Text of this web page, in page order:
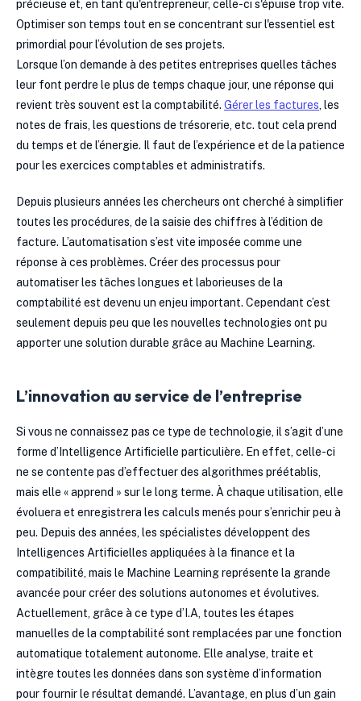
précieuse et, en tant qu'entrepreneur, celle-ci s'épuise trop vite.
Optimiser son temps tout en se concentrant sur l'essentiel est
primordial pour l’évolution de ses projets.
Lorsque l’on demande à des petites entreprises quelles tâches
leur font perdre le plus de temps chaque jour, une réponse qui
revient très souvent est la comptabilité. Gérer les factures, les
notes de frais, les questions de trésorerie, etc. tout cela prend
du temps et de l’énergie. Il faut de l’expérience et de la patience
pour les exercices comptables et administratifs.
Depuis plusieurs années les chercheurs ont cherché à simplifier
toutes les procédures, de la saisie des chiffres à l’édition de
facture. L’automatisation s’est vite imposée comme une
réponse à ces problèmes. Créer des processus pour
automatiser les tâches longues et laborieuses de la
comptabilité est devenu un enjeu important. Cependant c’est
seulement depuis peu que les nouvelles technologies ont pu
apporter une solution durable grâce au Machine Learning.
L’innovation au service de l’entreprise
Si vous ne connaissez pas ce type de technologie, il s’agit d’une
forme d’Intelligence Artificielle particulière. En effet, celle-ci
ne se contente pas d’effectuer des algorithmes préétablis,
mais elle « apprend » sur le long terme. À chaque utilisation, elle
évoluera et enregistrera les calculs menés pour s’enrichir peu à
peu. Depuis des années, les spécialistes développent des
Intelligences Artificielles appliquées à la finance et la
compatibilité, mais le Machine Learning représente la grande
avancée pour créer des solutions autonomes et évolutives.
Actuellement, grâce à ce type d’I.A, toutes les étapes
manuelles de la comptabilité sont remplacées par une fonction
automatique totalement autonome. Elle analyse, traite et
intègre toutes les données dans son système d’information
pour fournir le résultat demandé. L’avantage, en plus d’un gain